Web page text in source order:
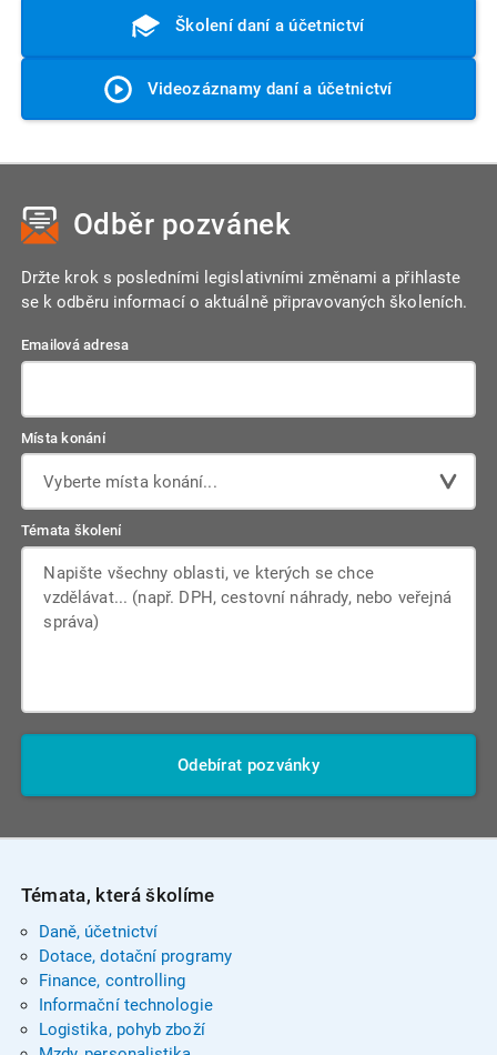
Školení daní a účetnictví
Videozáznamy daní a účetnictví
Odběr pozvánek
Držte krok s posledními legislativními změnami a přihlaste
se k odběru informací o aktuálně připravovaných školeních.
Emailová adresa
Místa konání
Vyberte místa konání...
Témata školení
Odebírat pozvánky
Témata, která školíme
Daně, účetnictví
Dotace, dotační programy
Finance, controlling
Informační technologie
Logistika, pohyb zboží